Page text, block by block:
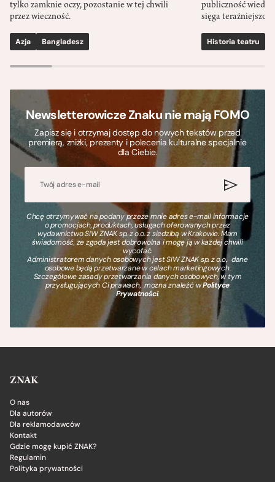
tylko zamknie oczy, pozostanie w tej chwili
przez wieczność.
Azja Bangladesz
publiczność
sięga
Historia teatru
Newsletterowicze Znaku nie mają FOMO
Zapisz się i otrzymaj dostęp do nowych tekstów przed
premierą, zniżki, prezenty i polecenia kulturalne specjalnie
dla Ciebie.
Chcę otrzymywać na podany przeze mnie adres e-mail informacje
o promocjach, produktach, usługach oferowanych przez
wydawnictwo SIW ZNAK sp. z o.o. z siedzibą w Krakowie. Mam
świadomość, że zgoda jest dobrowolna i mogę ją w każdej chwili
wycofać.
Administratorem danych osobowych jest SIW ZNAK sp. z o.o., dane
osobowe będą przetwarzane w celach marketingowych.
Szczegółowe zasady przetwarzania danych osobowych, w tym
przysługujących Ci prawach, można znaleźć wPolityce
Prywatności.
ZNAK
O nas
Dla autorów
Dla reklamodawców
Kontakt
Gdzie mogę kupić ZNAK?
Regulamin
Polityka prywatności